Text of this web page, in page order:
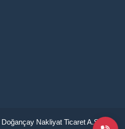
Doğançay Nakliyat Ticaret A.Ş.